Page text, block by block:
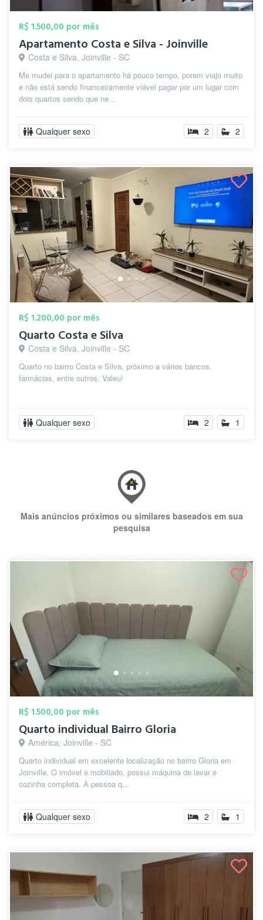
R$ 1.500,00 por mês
Apartamento Costa e Silva - Joinville
Costa e Silva, Joinville - SC
Me mudei para o apartamento há pouco tempo, porem viajo muito
e não está sendo financeiramente viável pagar por um lugar com
dois quartos sendo que ne...
Qualquer sexo 2 2
R$ 1.200,00 por mês
Quarto Costa e Silva
Costa e Silva, Joinville - SC
Quarto no bairro Costa e Silva, próximo a vários bancos,
farmácias, entre outros. Valeu!
Qualquer sexo 2 1
Mais anúncios próximos ou similares baseados em sua
pesquisa
R$ 1.500,00 por mês
Quarto individual Bairro Gloria
América, Joinville - SC
Quarto individual em excelente localização no bairro Gloria em
Joinville. O imóvel é mobiliado, possui máquina de lavar e
cozinha completa. A pessoa q...
Qualquer sexo 2 1